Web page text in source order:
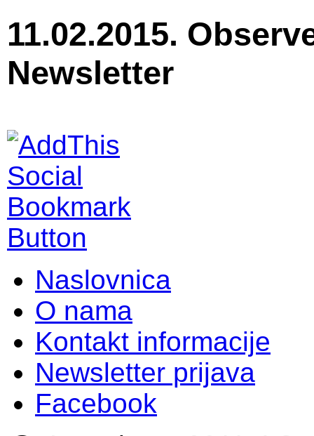
11.02.2015.
Newsletter
Naslovnica
O nama
Kontakt informacije
Newsletter prijava
Facebook